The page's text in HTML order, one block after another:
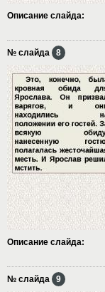
Описание слайда:
№ слайда 8
Описание слайда:
№ слайда 9